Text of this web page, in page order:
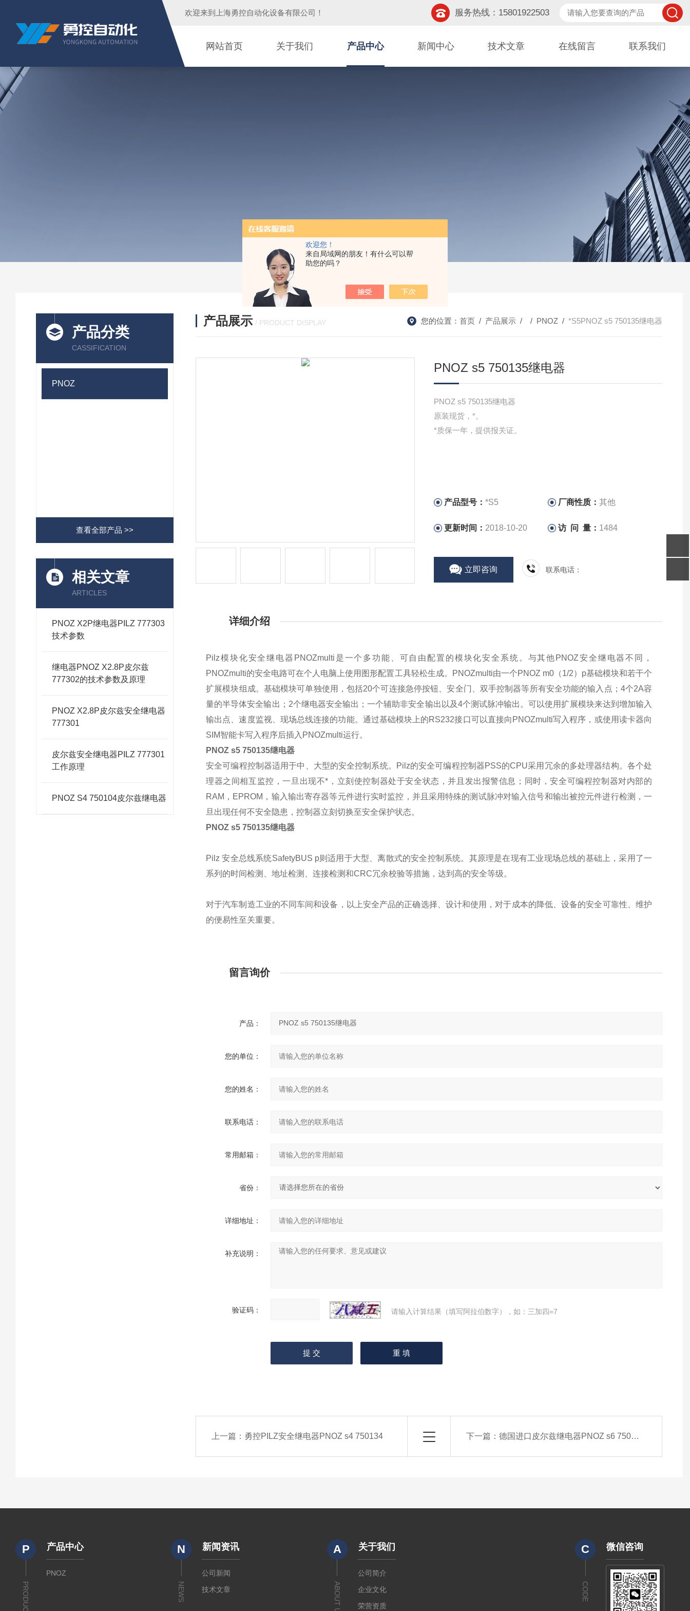
欢迎您！
来自局域网的朋友！有什么可以帮
助您的吗？
欢迎来到 上海勇控自动化设备有限公司 ！ 服务热线：15801922503
网站首页 关于我们 产品中心 新闻中心 技术文章 在线留言 联系我们
产品分类
CASSIFICATION
PNOZ
查看全部产品 >>
相关文章
ARTICLES
PNOZ X2P继电器PILZ 777303
技术参数
继电器PNOZ X2.8P皮尔兹
777302的技术参数及原理
PNOZ X2.8P皮尔兹安全继电器
777301
皮尔兹安全继电器PILZ 777301
工作原理
PNOZ S4 750104皮尔兹继电器
产品展示 / PRODUCT DISPLAY 您的位置： 首页 / 产品展示 / / PNOZ / *S5PNOZ s5 750135继电器
PNOZ s5 750135继电器
PNOZ s5 750135继电器
原装现货，*。
*质保一年，提供报关证。
产品型号： *S5 厂商性质：其他
更新时间： 2018-10-20 访 问 量： 1484
立即咨询 联系电话：
详细介绍
Pilz模块化安全继电器PNOZmulti是一个多功能、可自由配置的模块化安全系统。与其他PNOZ安全继电器不同，
PNOZmulti的安全电路可在个人电脑上使用图形配置工具轻松生成。PNOZmulti由一个PNOZ m0（1/2）p基础模块和若干个
扩展模块组成。基础模块可单独使用，包括20个可连接急停按钮、安全门、双手控制器等所有安全功能的输入点；4个2A容
量的半导体安全输出；2个继电器安全输出；一个辅助非安全输出以及4个测试脉冲输出。可以使用扩展模块来达到增加输入
输出点、速度监视、现场总线连接的功能。通过基础模块上的RS232接口可以直接向PNOZmulti写入程序，或使用读卡器向
SIM智能卡写入程序后插入PNOZmulti运行。
PNOZ s5 750135继电器
安全可编程控制器适用于中、大型的安全控制系统。Pilz的安全可编程控制器PSS的CPU采用冗余的多处理器结构。各个处
理器之间相互监控，一旦出现不*，立刻使控制器处于安全状态，并且发出报警信息；同时，安全可编程控制器对内部的
RAM，EPROM，输入输出寄存器等元件进行实时监控，并且采用特殊的测试脉冲对输入信号和输出被控元件进行检测，一
旦出现任何不安全隐患，控制器立刻切换至安全保护状态。
PNOZ s5 750135继电器
Pilz 安全总线系统SafetyBUS p则适用于大型、离散式的安全控制系统。其原理是在现有工业现场总线的基础上，采用了一
系列的时间检测、地址检测、连接检测和CRC冗余校验等措施，达到高的安全等级。
对于汽车制造工业的不同车间和设备，以上安全产品的正确选择、设计和使用，对于成本的降低、设备的安全可靠性、维护
的便易性至关重要。
留言询价
产品：
您的单位：
您的姓名：
联系电话：
常用邮箱：
省份：
详细地址：
补充说明：
验证码： 请输入计算结果（填写阿拉伯数字），如：三加四=7
上一篇： 勇控PILZ安全继电器PNOZ s4 750134 下一篇： 德国进口皮尔兹继电器PNOZ s6 750136
P
PRODUCTS
产品中心
PNOZ
N
NEWS
新闻资讯
公司新闻
技术文章
A
ABOUT US
关于我们
公司简介
企业文化
荣营资质
C
CODE
微信咨询